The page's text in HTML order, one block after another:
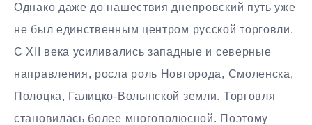
Однако даже до нашествия днепровский путь уже
не был единственным центром русской торговли.
С XII века усиливались западные и северные
направления, росла роль Новгорода, Смоленска,
Полоцка, Галицко-Волынской земли. Торговля
становилась более многополюсной. Поэтому